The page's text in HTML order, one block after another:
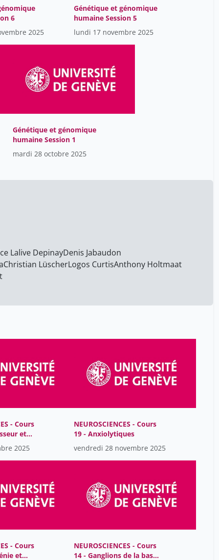
Borel Christelle
Borel Christelle
Borer Hagit
Braun Simon
Camille Piguet
Capitanescu Benetti
Christian Lovis
Christian Lüscher 21
De Grazia Sandra 6
Denis Jabaudon 21
Eliana Hanna-Deschamps
Emmanuel Carrera
Farré Sébastien
Ferraris Patrick 1
Filliettaz Laurent 26
Franck Julie
6
2025
Génétique et génomique
humaine Session 5
lundi 17 novembre 2025
Génétique et génomique
humaine Session 1
mardi 28 octobre 2025
Lalive DepinayDenis Jabaudon
Christian LüscherLogos CurtisAnthony Holtmaat
- Cours
et
l'humeur
2025
NEUROSCIENCES - Cours
19 - Anxiolytiques
vendredi 28 novembre 2025
- Cours
et
NEUROSCIENCES - Cours
14 - Ganglions de la base-